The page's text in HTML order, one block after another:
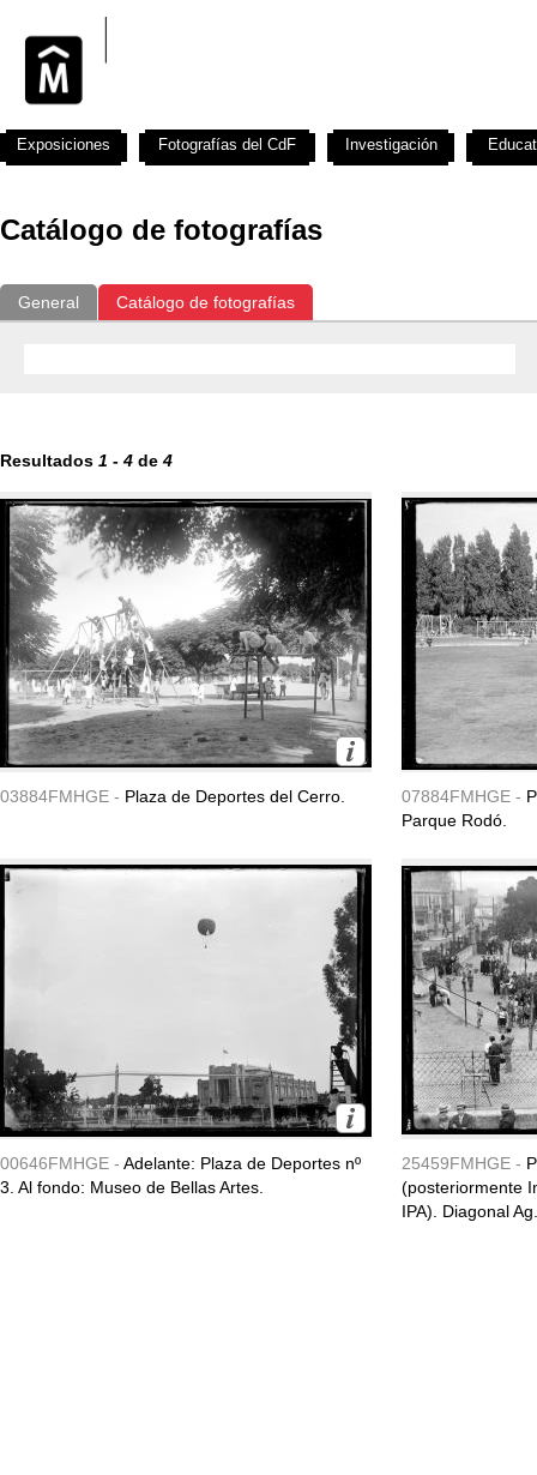
Catálogo de fotografías
General Catálogo de fotografías
Resultados 1 - 4 de 4
03884FMHGE - Plaza de Deportes del Cerro. 07884FMHGE -
Parque Rodó.
00646FMHGE - Adelante: Plaza de Deportes nº
3. Al fondo: Museo de Bellas Artes.
25459FMHGE -
(posteriormente
IPA). Diagonal
Exposiciones Fotografías del CdF Investigación